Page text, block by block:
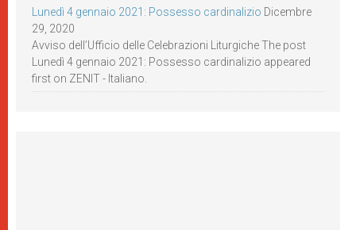
Lunedì 4 gennaio 2021: Possesso cardinalizio Dicembre
29, 2020
Avviso dell’Ufficio delle Celebrazioni Liturgiche The post
Lunedì 4 gennaio 2021: Possesso cardinalizio appeared
first on ZENIT - Italiano.